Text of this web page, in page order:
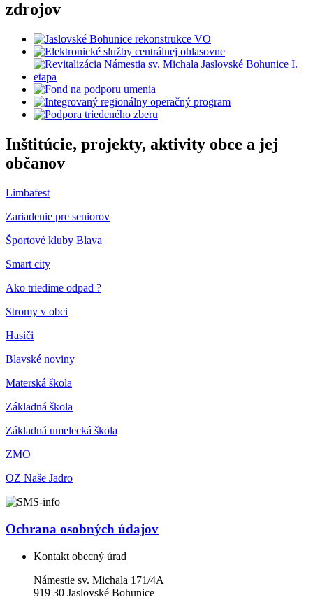
zdrojov
Inštitúcie, projekty, aktivity obce a jej
občanov
Limbafest
Zariadenie pre seniorov
Športové kluby Blava
Smart city
Ako triedime odpad ?
Stromy v obci
Hasiči
Blavské noviny
Materská škola
Základná škola
Základná umelecká škola
ZMO
OZ Naše Jadro
Ochrana osobných údajov
Kontakt obecný úrad
Námestie sv. Michala 171/4A
919 30 Jaslovské Bohunice